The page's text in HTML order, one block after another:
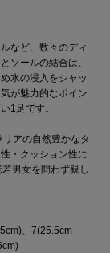
など、数々のディ
ソールの結合は、
水の浸入をシャッ
が魅力的なポイン
1足です。
アの自然豊かなタ
・クッション性に
男女を問わず親し
、7(25.5cm-